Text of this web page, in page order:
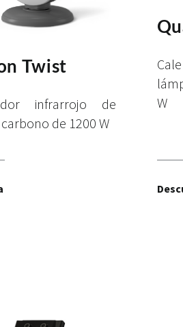
Twist
infrarrojo de
de 1200 W
W